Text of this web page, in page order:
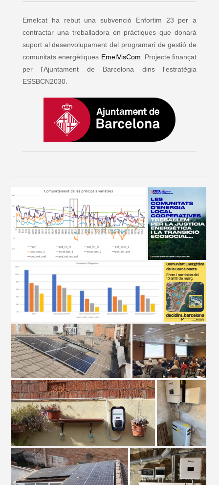
Emelcat ha rebut una subvenció Enfortim 23 per a
contractar una treballadora en pràctiques que donarà
suport al desenvolupament del programari de gestió de
comunitats energètiques EmelVisCom . Projecte finançat
per l'Ajuntament de Barcelona dins l'estratègia
ESSBCN2030.